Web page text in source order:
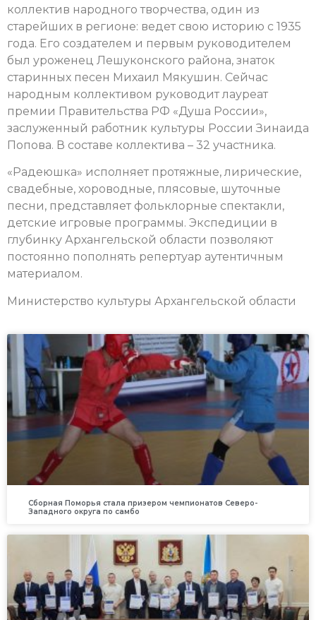
коллектив народного творчества, один из
старейших в регионе: ведет свою историю с 1935
года. Его создателем и первым руководителем
был уроженец Лешуконского района, знаток
старинных песен Михаил Мякушин. Сейчас
народным коллективом руководит лауреат
премии Правительства РФ «Душа России»,
заслуженный работник культуры России Зинаида
Попова. В составе коллектива – 32 участника.
«Радеюшка» исполняет протяжные, лирические,
свадебные, хороводные, плясовые, шуточные
песни, представляет фольклорные спектакли,
детские игровые программы. Экспедиции в
глубинку Архангельской области позволяют
постоянно пополнять репертуар аутентичным
материалом.
Министерство культуры Архангельской области
Сборная Поморья стала призером чемпионатов Северо-
Западного округа по самбо